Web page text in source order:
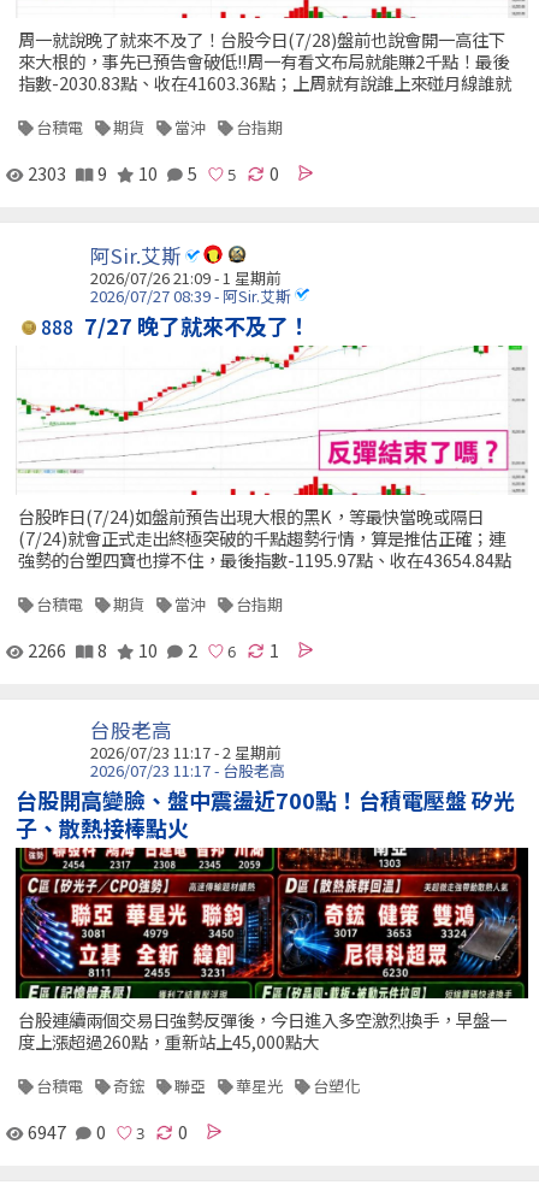
周一就說晚了就來不及了！台股今日(7/28)盤前也說會開一高往下
來大根的，事先已預告會破低!!周一有看文布局就能賺2千點！最後
指數-2030.83點、收在41603.36點；上周就有說誰上來碰月線誰就
台積電 期貨 當沖 台指期
2303 9 10 5 0
阿Sir.艾斯
2026/07/26 21:09 - 1 星期前
2026/07/27 08:39 - 阿Sir.艾斯
888 7/27 晚了就來不及了！
台股昨日(7/24)如盤前預告出現大根的黑K，等最快當晚或隔日
(7/24)就會正式走出終極突破的千點趨勢行情，算是推估正確；連
強勢的台塑四寶也撐不住，最後指數-1195.97點、收在43654.84點
台積電 期貨 當沖 台指期
2266 8 10 2 1
台股老高
2026/07/23 11:17 - 2 星期前
2026/07/23 11:17 - 台股老高
台股開高變臉、盤中震盪近700點！台積電壓盤 矽光
子、散熱接棒點火
台股連續兩個交易日強勢反彈後，今日進入多空激烈換手，早盤一
度上漲超過260點，重新站上45,000點大
台積電 奇鋐 聯亞 華星光 台塑化
6947 0 0